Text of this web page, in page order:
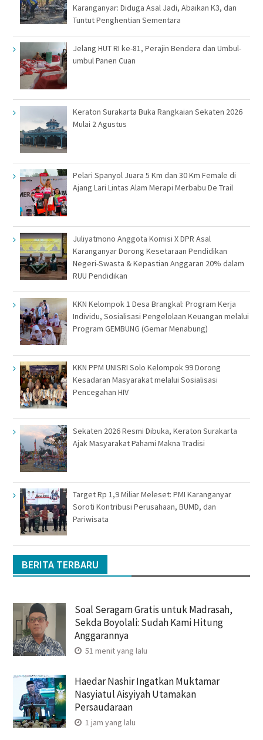
Karanganyar: Diduga Asal Jadi, Abaikan K3, dan
Tuntut Penghentian Sementara
Jelang HUT RI ke-81, Perajin Bendera dan Umbul-
umbul Panen Cuan
Keraton Surakarta Buka Rangkaian Sekaten 2026
Mulai 2 Agustus
Pelari Spanyol Juara 5 Km dan 30 Km Female di
Ajang Lari Lintas Alam Merapi Merbabu De Trail
Juliyatmono Anggota Komisi X DPR Asal
Karanganyar Dorong Kesetaraan Pendidikan
Negeri-Swasta & Kepastian Anggaran 20% dalam
RUU Pendidikan
KKN Kelompok 1 Desa Brangkal: Program Kerja
Individu, Sosialisasi Pengelolaan Keuangan melalui
Program GEMBUNG (Gemar Menabung)
KKN PPM UNISRI Solo Kelompok 99 Dorong
Kesadaran Masyarakat melalui Sosialisasi
Pencegahan HIV
Sekaten 2026 Resmi Dibuka, Keraton Surakarta
Ajak Masyarakat Pahami Makna Tradisi
Target Rp 1,9 Miliar Meleset: PMI Karanganyar
Soroti Kontribusi Perusahaan, BUMD, dan
Pariwisata
BERITA TERBARU
Soal Seragam Gratis untuk Madrasah,
Sekda Boyolali: Sudah Kami Hitung
Anggarannya
51 menit yang lalu
Haedar Nashir Ingatkan Muktamar
Nasyiatul Aisyiyah Utamakan
Persaudaraan
1 jam yang lalu